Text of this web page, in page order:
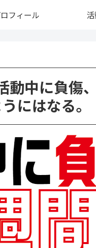
フィール
動中に負傷
にはなる。